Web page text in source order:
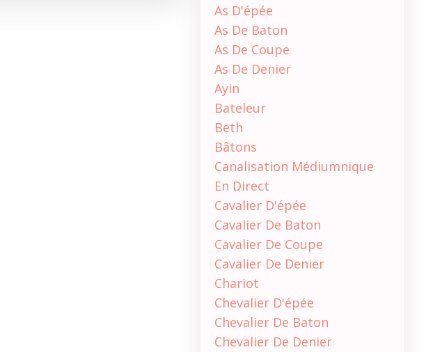
As D'épée
As De Baton
As De Coupe
As De Denier
Ayin
Bateleur
Beth
Bâtons
Canalisation Médiumnique
En Direct
Cavalier D'épée
Cavalier De Baton
Cavalier De Coupe
Cavalier De Denier
Chariot
Chevalier D'épée
Chevalier De Baton
Chevalier De Denier